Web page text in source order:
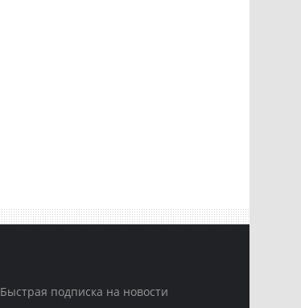
Быстрая подписка на новости